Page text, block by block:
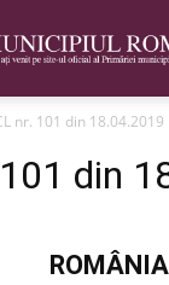
nr. 101 din 18.04.2019
din
ROMÂNIA